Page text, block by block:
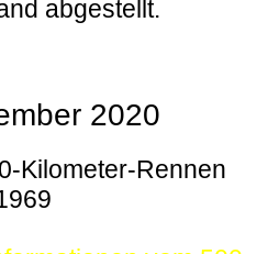
abgestellt.
2020
Kilometer-Rennen